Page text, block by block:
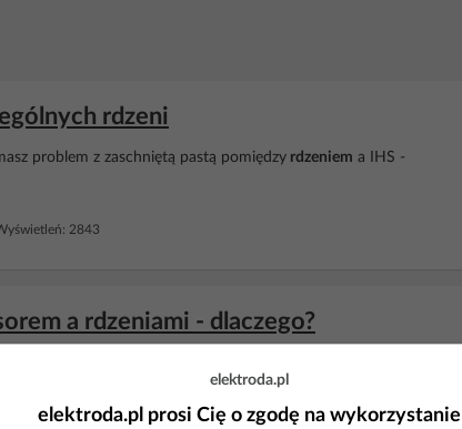
rdzeni
problem z zaschniętą pastą pomiędzy rdzeniem a IHS -
2843
a rdzeniami - dlaczego?
Jakie chłodzenie i
642
elektroda.pl
elektroda.pl prosi Cię o zgodę na wykorzystanie